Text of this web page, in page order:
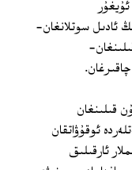
ئادىل سوتلانغان-
قىلىنغان
ئوقۇۋاتقان
ئارقىلىق